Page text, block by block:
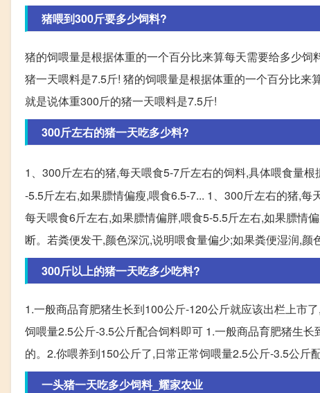
猪喂到300斤要多少饲料?
猪的饲喂量是根据体重的一个百分比来算每天需要给多少
猪一天喂料是7.5斤! 猪的饲喂量是根据体重的一个百分比
就是说体重300斤的猪一天喂料是7.5斤!
300斤左右的猪一天吃多少料?
1、300斤左右的猪,每天喂食5-7斤左右的饲料,具体喂食量根
-5.5斤左右,如果膘情偏瘦,喂食6.5-7... 1、300斤左右的猪,
每天喂食6斤左右,如果膘情偏胖,喂食5-5.5斤左右,如果膘情
断。若粪便发干,颜色深沉,说明喂食量偏少;如果粪便湿润,颜
300斤以上的猪一天吃多少吃料?
1.一般商品育肥猪生长到100公斤-120公斤就应该出栏上市
饲喂量2.5公斤-3.5公斤配合饲料即可 1.一般商品育肥猪生
的。2.你喂养到150公斤了,日常正常饲喂量2.5公斤-3.5公斤
一头猪一天吃多少饲料_耀家农业